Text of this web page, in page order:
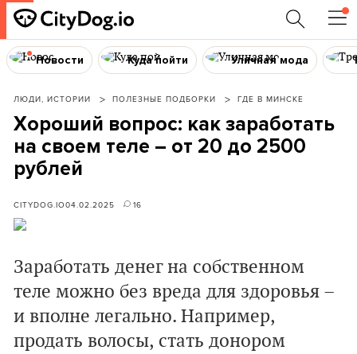
Новости Куда пойти Уличная мода
ЛЮДИ, ИСТОРИИ ПОЛЕЗНЫЕ ПОДБОРКИ ГДЕ В МИНСКЕ
Хороший вопрос: как заработать
на своем теле – от 20 до 2500
рублей
CITYDOG.IO04.02.2025 16
Заработать денег на собственном
теле можно без вреда для здоровья –
и вполне легально. Например,
продать волосы, стать донором